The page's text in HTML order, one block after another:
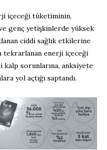
içeceği tüketiminin,
genç yetişkinlerde yüksek
ciddi sağlık etkilerine
tekrarlanan enerji içeceği
sorunlarına, anksiyete
yol açtığı saptandı.